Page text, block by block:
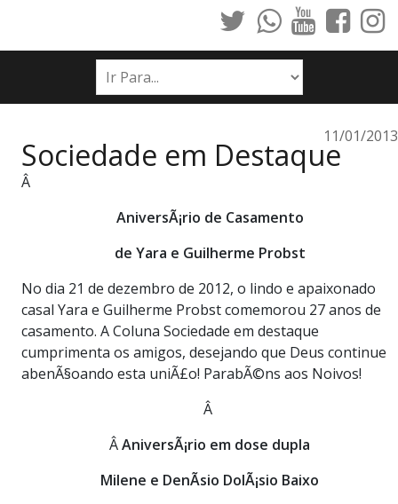
INÍCIO
NOTÍCIAS
PUBLICAÇÕES LEGAIS
11/01/2013
Sociedade em Destaque
Â
AniversÃ¡rio de Casamento
de Yara e Guilherme Probst
No dia 21 de dezembro de 2012, o lindo e apaixonado
casal Yara e Guilherme Probst comemorou 27 anos de
casamento. A Coluna Sociedade em destaque
cumprimenta os amigos, desejando que Deus continue
abenÃ§oando esta uniÃ£o! ParabÃ©ns aos Noivos!
Â
ÂAniversÃ¡rio em dose dupla
Milene e DenÃ­sio DolÃ¡sio Baixo